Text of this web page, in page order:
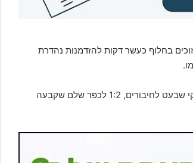
בחלוף כעשר דקות להזדמנות נהדרת
לקראת סיום המחצית כדור שנכנס לתוך הרחבה הגיע לליאור בורדצסקי שבעט לחיבורים, 1:2 לכפר שלם שקבעה